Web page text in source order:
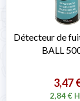
Détecteur de
BALL
3,47
2,84 €